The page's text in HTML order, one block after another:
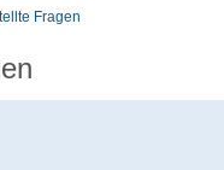
Fragen